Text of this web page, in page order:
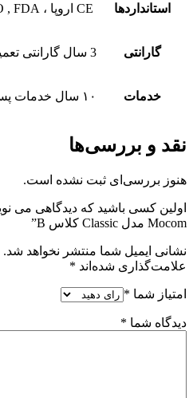
استانداردها
گارانتى 3 سال گارانتى تعمیر
خدمات ١٠ سال خدمات پس ازفروش
نقد و بررسی‌ها
هنوز بررسی‌ای ثبت نشده است.
Mocom مدل Classic کلاس B”
نشانی ایمیل شما منتشر نخواهد شد.
علامت‌گذاری شده‌اند *
امتیاز شما *
دیدگاه شما *